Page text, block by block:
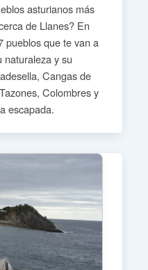
asturianos más
de Llanes? En
pueblos que te van a
naturaleza y su
Cangas de
Colombres y
escapada.